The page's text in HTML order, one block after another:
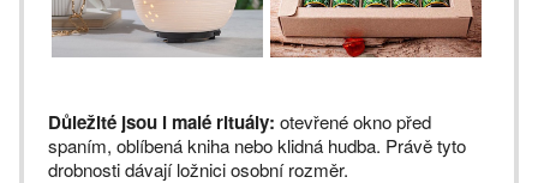
Důležité jsou i malé rituály: otevřené okno před
spaním, oblíbená kniha nebo klidná hudba. Právě tyto
drobnosti dávají ložnici osobní rozměr.